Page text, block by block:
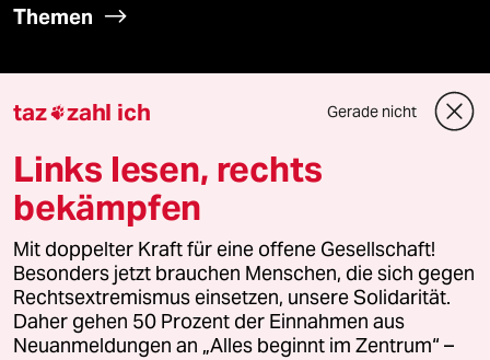
Themen
Landtagswahl in Sachsen-Anhalt
Hybrider Krieg
Jemen
Ceuta
taz zahl ich Gerade nicht
Links lesen, rechts
bekämpfen
Mit doppelter Kraft für eine offene Gesellschaft!
Besonders jetzt brauchen Menschen, die sich gegen
Rechtsextremismus einsetzen, unsere Solidarität.
Daher gehen 50 Prozent der Einnahmen aus
Neuanmeldungen an „Alles beginnt im Zentrum“ –